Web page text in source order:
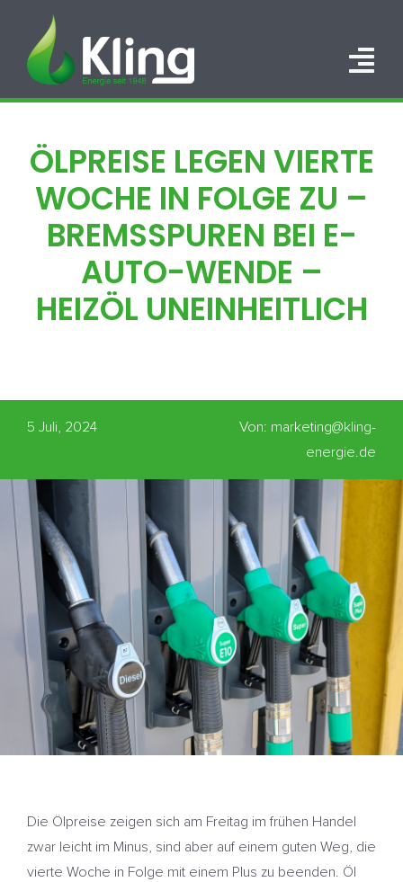
springen
PORTFOLIO
ÜBER UNS
KARRIERE
KONTAKT
ÖLPREISE LEGEN VIERTE
WOCHE IN FOLGE ZU –
BREMSSPUREN BEI E-
AUTO-WENDE –
HEIZÖL UNEINHEITLICH
5 Juli, 2024
Von: marketing@kling-
energie.de
Die Ölpreise zeigen sich am Freitag im frühen Handel
zwar leicht im Minus, sind aber auf einem guten Weg, die
vierte Woche in Folge mit einem Plus zu beenden. Öl